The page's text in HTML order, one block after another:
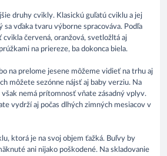
druhy cvikly. Klasickú guľatú cviklu a jej
vďaka tvaru výborne spracováva. Podľa
červená, oranžová, svetložltá aj
na priereze, ba dokonca biela.
na prelome jesene môžeme vidieť na trhu aj
môžete sezónne nájsť aj baby verziu. Na
nemá prítomnosť vňate zásadný vplyv.
vydrží aj počas dlhých zimných mesiacov v
ktorá je na svoj objem ťažká. Buľvy by
ani nijako poškodené. Na skladovanie